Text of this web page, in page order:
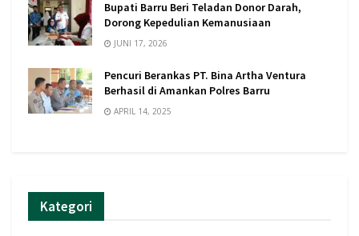
Bupati Barru Beri Teladan Donor Darah,
Dorong Kepedulian Kemanusiaan
JUNI 17, 2026
Pencuri Berankas PT. Bina Artha Ventura
Berhasil di Amankan Polres Barru
APRIL 14, 2025
Kategori